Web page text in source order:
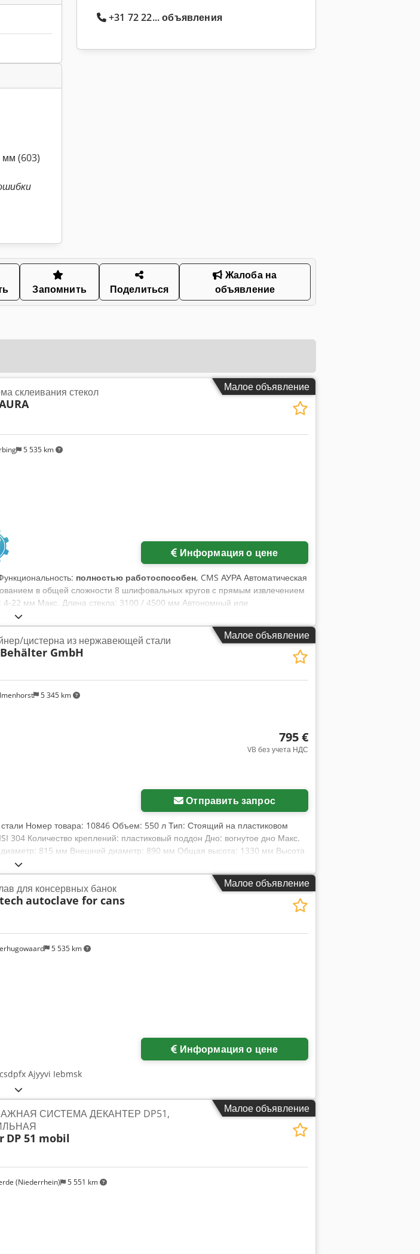
мм (603)
+31 72 22... объявления
Запомнить Поделиться
Жалоба на
объявление
Малое объявление
5 535 km
склеивания стекол
Информация о цене
полностью работоспособен, CMS АУРА Автоматическая
в общей сложности 8 шлифовальных кругов с прямым извлечением
22 мм Макс. Длина стекла: 3100 / 4500 мм Автономный или
в использовании и практически не требует обслуживания
Малое объявление
5 345 km
цистерна из нержавеющей стали
GmbH
795 €
VB без учета НДС
Отправить запрос
Номер товара: 10846 Объем: 550 л Тип: Стоящий на пластиковом
Количество креплений: пластиковый поддон Дно: вогнутое дно Макс.
815 мм Внешний диаметр: 890 мм Общая высота: 1330 мм Высота
Abmock Внутри: 14301 / AISI 304 Внешние части: 14301 / AISI 304
Расстояние от слива до пола: 160 мм
Малое объявление
5 535 km
для консервных банок
autoclave for cans
Информация о цене
Ajyyvi Iebmsk
Малое объявление
(Niederrhein) 5 551 km
СИСТЕМА ДЕКАНТЕР DP51,
DP 51 mobil